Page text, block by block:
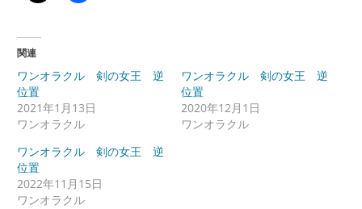
関連
ワンオラクル 剣の女王 逆
位置
2021年1月13日
ワンオラクル
ワンオラクル 剣の女王 逆
位置
2020年12月1日
ワンオラクル
ワンオラクル 剣の女王 逆
位置
2022年11月15日
ワンオラクル